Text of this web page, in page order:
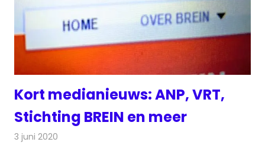
Kort medianieuws: ANP, VRT,
Stichting BREIN en meer
3 juni 2020